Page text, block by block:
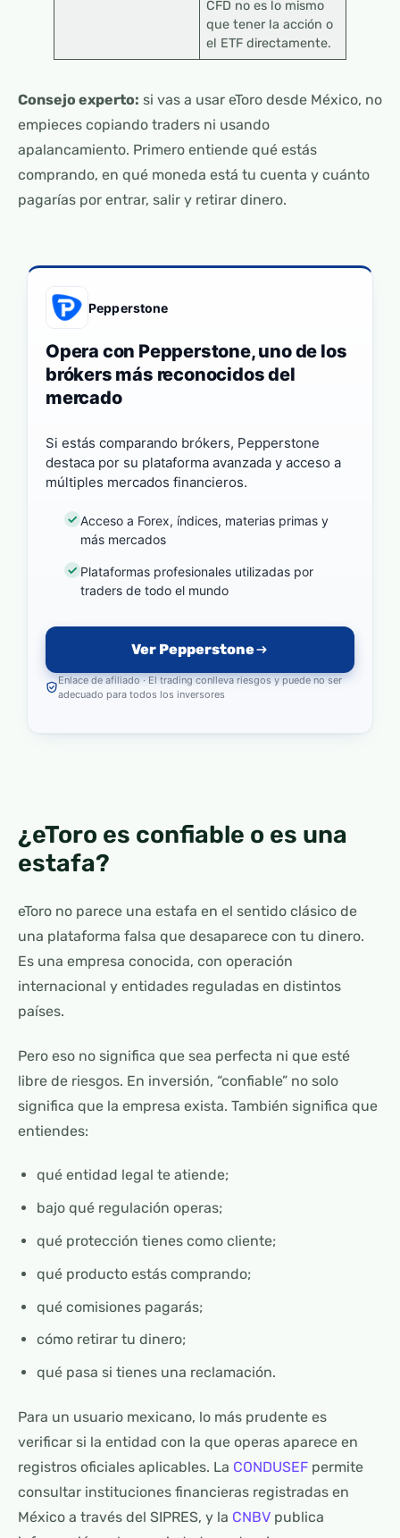
CFD no es lo mismo
que tener la acción o
el ETF directamente.
Consejo experto: si vas a usar eToro desde México, no
empieces copiando traders ni usando
apalancamiento. Primero entiende qué estás
comprando, en qué moneda está tu cuenta y cuánto
pagarías por entrar, salir y retirar dinero.
Pepperstone
Opera con Pepperstone, uno de los
brókers más reconocidos del
mercado
Si estás comparando brókers, Pepperstone
destaca por su plataforma avanzada y acceso a
múltiples mercados financieros.
Acceso a Forex, índices, materias primas y
más mercados
Plataformas profesionales utilizadas por
traders de todo el mundo
Ver Pepperstone
Enlace de afiliado · El trading conlleva riesgos y puede no ser
adecuado para todos los inversores
¿eToro es confiable o es una
estafa?
eToro no parece una estafa en el sentido clásico de
una plataforma falsa que desaparece con tu dinero.
Es una empresa conocida, con operación
internacional y entidades reguladas en distintos
países.
Pero eso no significa que sea perfecta ni que esté
libre de riesgos. En inversión, “confiable” no solo
significa que la empresa exista. También significa que
entiendes:
qué entidad legal te atiende;
bajo qué regulación operas;
qué protección tienes como cliente;
qué producto estás comprando;
qué comisiones pagarás;
cómo retirar tu dinero;
qué pasa si tienes una reclamación.
Para un usuario mexicano, lo más prudente es
verificar si la entidad con la que operas aparece en
registros oficiales aplicables. La CONDUSEF permite
consultar instituciones financieras registradas en
México a través del SIPRES, y la CNBV publica